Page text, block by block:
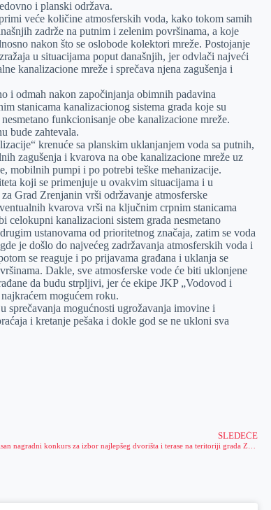
i planski održava.
veće količine atmosferskih voda, kako tokom samih
zadrže na putnim i zelenim površinama, a koje
nakon što se oslobode kolektori mreže. Postojanje
u situacijama poput današnjih, jer odvlači najveći
kanalizacione mreže i sprečava njena zagušenja i
i odmah nakon započinjanja obimnih padavina
stanicama kanalizacionog sistema grada koje su
funkcionisanje obe kanalizacione mreže.
bude zahtevala.
krenuće sa planskim uklanjanjem voda sa putnih,
zagušenja i kvarova na obe kanalizacione mreže uz
mobilnih pumpi i po potrebi teške mehanizacije.
koji se primenjuje u ovakvim situacijama i u
Grad Zrenjanin vrši održavanje atmosferske
kvarova vrši na ključnim crpnim stanicama
kanalizacioni sistem grada nesmetano
ustanovama od prioritetnog značaja, zatim se voda
je došlo do najvećeg zadržavanja atmosferskih voda i
se reaguje i po prijavama građana i uklanja se
Dakle, sve atmosferske vode će biti uklonjene
da budu strpljivi, jer će ekipe JKP „Vodovod i
mogućem roku.
sprečavanja mogućnosti ugrožavanja imovine i
i kretanje pešaka i dokle god se ne ukloni sva
SLEDEĆE